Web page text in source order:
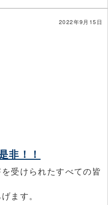
2022年9月15日
非！！
受けられたすべての皆
ます。